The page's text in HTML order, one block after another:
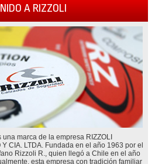
A RIZZOLI
una marca de la empresa RIZZOLI
Y CIA. LTDA. Fundada en el año 1963 por el
Rizzoli R., quien llegó a Chile en el año
esta empresa con tradición familiar